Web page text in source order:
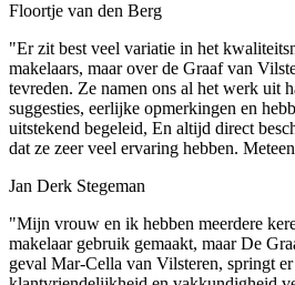
Floortje van den Berg
"Er zit best veel variatie in het
makelaars, maar over de Graaf van
tevreden. Ze namen ons al het werk uit
suggesties, eerlijke opmerkingen en
uitstekend begeleid, En altijd direct
dat ze zeer veel ervaring hebben.
Jan Derk Stegeman
"Mijn vrouw en ik hebben meerdere
makelaar gebruik gemaakt, maar De
geval Mar-Cella van Vilsteren, springt